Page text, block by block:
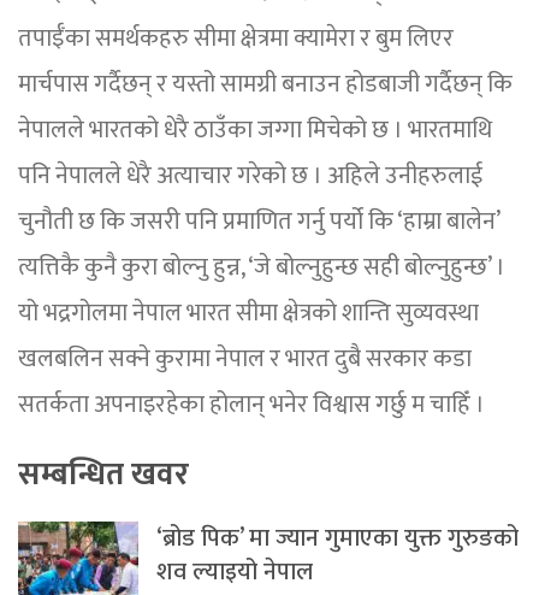
तपाईँका समर्थकहरु सीमा क्षेत्रमा क्यामेरा र बुम लिएर
मार्चपास गर्दैछन् र यस्तो सामग्री बनाउन होडबाजी गर्दैछन् कि
नेपालले भारतको धेरै ठाउँका जग्गा मिचेको छ । भारतमाथि
पनि नेपालले धेरै अत्याचार गरेको छ । अहिले उनीहरुलाई
चुनौती छ कि जसरी पनि प्रमाणित गर्नु पर्यो कि ‘हाम्रा बालेन’
त्यत्तिकै कुनै कुरा बोल्नु हुन्न, ‘जे बोल्नुहुन्छ सही बोल्नुहुन्छ’ ।
यो भद्रगोलमा नेपाल भारत सीमा क्षेत्रको शान्ति सुव्यवस्था
खलबलिन सक्ने कुरामा नेपाल र भारत दुबै सरकार कडा
सतर्कता अपनाइरहेका होलान् भनेर विश्वास गर्छु म चाहिँ ।
सम्बन्धित खवर
‘ब्रोड पिक’ मा ज्यान गुमाएका युक्त गुरुङको
शव ल्याइयो नेपाल